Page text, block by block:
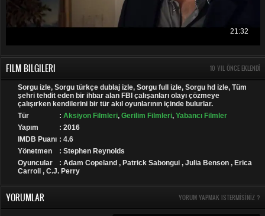
FILM BILGILERI 10 YIL ÖNCE EKLENDI
Sorgu izle, Sorgu türkçe dublaj izle, Sorgu full izle, Sorgu hd izle, Tüm
şehri tehdit eden bir ihbar alan FBI çalışanları olayı çözmeye
çalışırken kendilerini bir tür akıl oyunlarının içinde bulurlar.
Tür
: Aksiyon Filmleri, Gerilim Filmleri, Yabancı Filmler
Yapım
: 2016
IMDB Puanı : 4.6
Yönetmen
: Stephen Reynolds
Oyuncular
: Adam Copeland , Patrick Sabongui , Julia Benson , Erica
Carroll , C.J. Perry
YORUMLAR YORUM YAPMAK ISTERMISINIZ ?